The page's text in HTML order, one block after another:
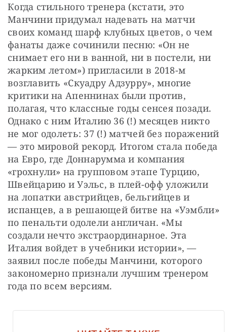
Когда стильного тренера (кстати, это
Манчини придумал надевать на матчи
своих команд шарф клубных цветов, о чем
фанаты даже сочинили песню: «Он не
снимает его ни в ванной, ни в постели, ни
жарким летом») пригласили в 2018-м
возглавить «Скуадру Адзурру», многие
критики на Апеннинах были против,
полагая, что классные годы сенсея позади.
Однако с ним Италию 36 (!) месяцев никто
не мог одолеть: 37 (!) матчей без поражений
— это мировой рекорд. Итогом стала победа
на Евро, где Доннарумма и компания
«грохнули» на групповом этапе Турцию,
Швейцарию и Уэльс, в плей-офф уложили
на лопатки австрийцев, бельгийцев и
испанцев, а в решающей битве на «Уэмбли»
по пенальти одолели англичан. «Мы
создали нечто экстраординарное. Эта
Италия войдет в учебники истории», —
заявил после победы Манчини, которого
закономерно признали лучшим тренером
года по всем версиям.